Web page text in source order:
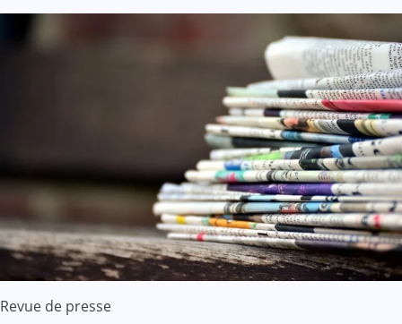
Revue de presse